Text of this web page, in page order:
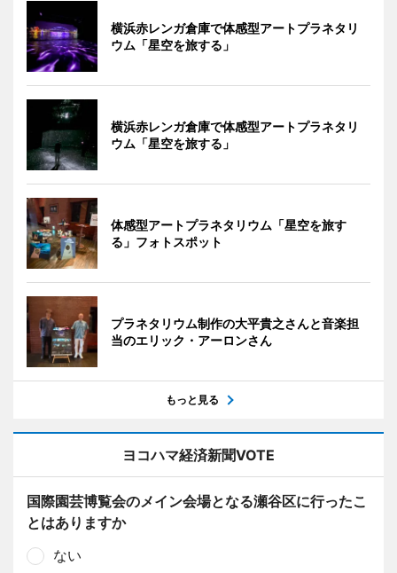
横浜赤レンガ倉庫で体感型アートプラネタリ
ウム「星空を旅する」
横浜赤レンガ倉庫で体感型アートプラネタリ
ウム「星空を旅する」
体感型アートプラネタリウム「星空を旅す
る」フォトスポット
プラネタリウム制作の大平貴之さんと音楽担
当のエリック・アーロンさん
もっと見る
ヨコハマ経済新聞VOTE
国際園芸博覧会のメイン会場となる瀬谷区に行ったこ
とはありますか
ない